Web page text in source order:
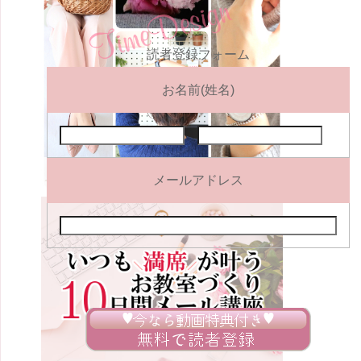
読者登録フォーム
お名前(姓名)
メールアドレス